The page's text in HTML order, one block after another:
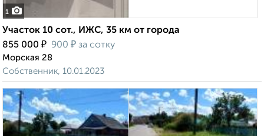
1
Участок 10 сот., ИЖС, 35 км от города
855 000 ₽ 900 ₽ за сотку
Морская 28
Собственник, 10.01.2023